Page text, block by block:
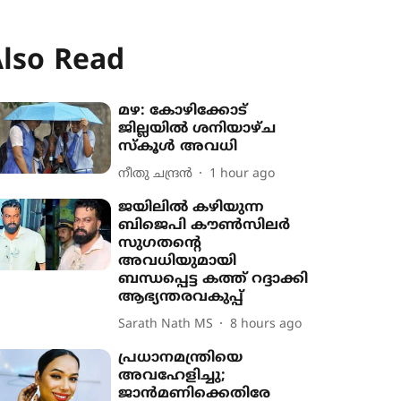
Read
മഴ: കോഴിക്കോട്
ജില്ലയിൽ ശനിയാഴ്ച
സ്കൂൾ അവധി
നീതു ചന്ദ്രൻ 1 hour ago
ജയിലിൽ കഴിയുന്ന
ബിജെപി കൗൺസിലർ
സുഗതന്‍റെ
അവധിയുമായി
ബന്ധപ്പെട്ട കത്ത് റദ്ദാക്കി
ആഭ്യന്തരവകുപ്പ്
Sarath Nath MS 8 hours ago
പ്രധാനമന്ത്രിയെ
അവഹേളിച്ചു;
ജാൻമണിക്കെതിരേ